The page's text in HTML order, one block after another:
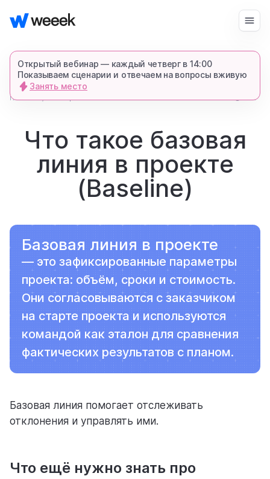
Открытый вебинар — каждый четверг в 14:00
Показываем сценарии и отвечаем на вопросы вживую
Занять место
продукт
для кого
ресурсы
блог
запросить демонстрацию
Войти Начать бесплатно
главная глоссарий 4787 4
Что такое базовая
линия в проекте
(Baseline)
Базовая линия в проекте
— это зафиксированные параметры
проекта: объём, сроки и стоимость.
Они согласовываются с заказчиком
на старте проекта и используются
командой как эталон для сравнения
фактических результатов с планом.
Базовая линия помогает отслеживать
отклонения и управлять ими.
Что ещё нужно знать про